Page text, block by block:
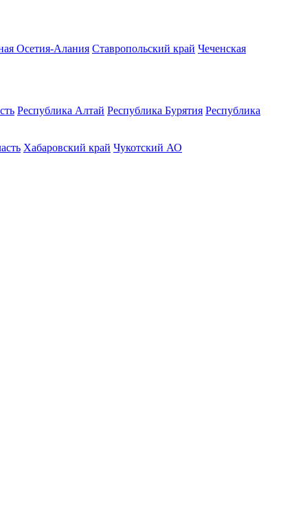
Осетия-Алания Ставропольский край Чеченская
Республика Алтай Республика Бурятия Республика
Хабаровский край Чукотский АО